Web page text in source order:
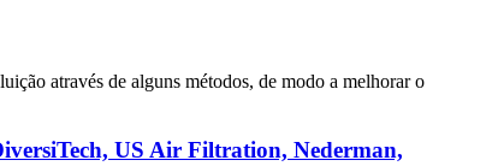
através de alguns métodos, de modo a melhorar o
US Air Filtration, Nederman,